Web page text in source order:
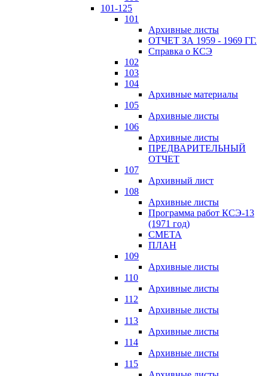
101-125
101
Архивные листы
ОТЧЕТ ЗА 1959 - 1969 ГГ.
Справка о КСЭ
102
103
104
Архивные материалы
105
Архивные листы
106
Архивные листы
ПРЕДВАРИТЕЛЬНЫЙ
ОТЧЕТ
107
Архивный лист
108
Архивные листы
Программа работ КСЭ-13
(1971 год)
СМЕTA
ПЛАН
109
Архивные листы
110
Архивные листы
112
Архивные листы
113
Архивные листы
114
Архивные листы
115